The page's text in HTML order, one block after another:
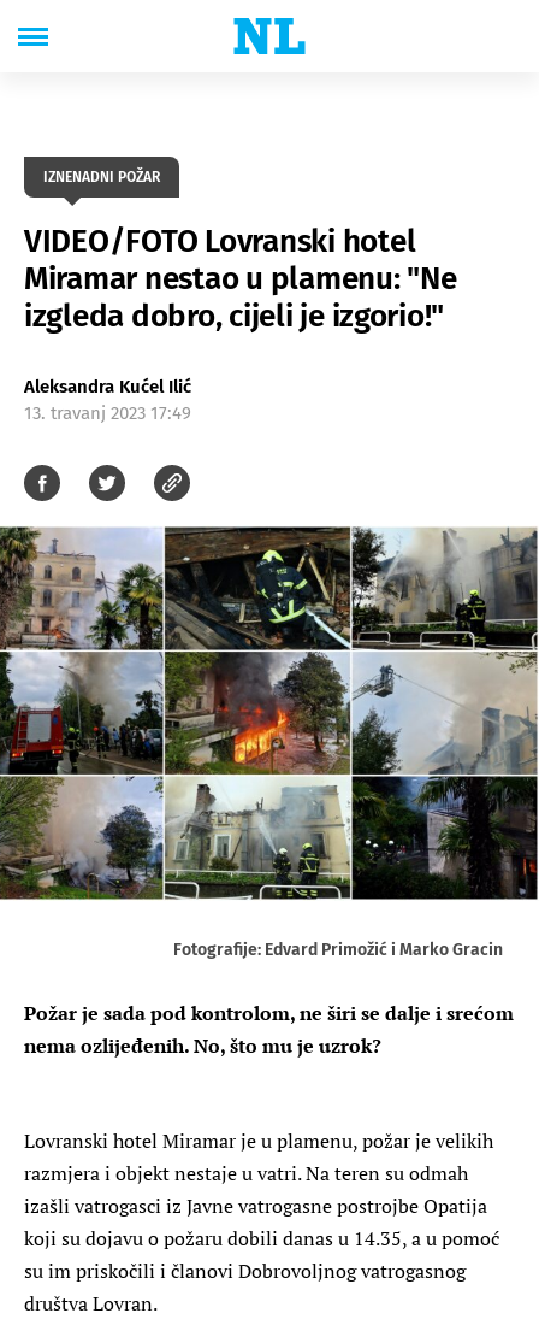
IZNENADNI POŽAR
VIDEO/FOTO Lovranski hotel
Miramar nestao u plamenu: "Ne
izgleda dobro, cijeli je izgorio!"
Aleksandra Kućel Ilić
13. travanj 2023 17:49
Fotografije: Edvard Primožić i Marko Gracin
Požar je sada pod kontrolom, ne širi se dalje i srećom
nema ozlijeđenih. No, što mu je uzrok?
Lovranski hotel Miramar je u plamenu, požar je velikih
razmjera i objekt nestaje u vatri. Na teren su odmah
izašli vatrogasci iz Javne vatrogasne postrojbe Opatija
koji su dojavu o požaru dobili danas u 14.35, a u pomoć
su im priskočili i članovi Dobrovoljnog vatrogasnog
društva Lovran.